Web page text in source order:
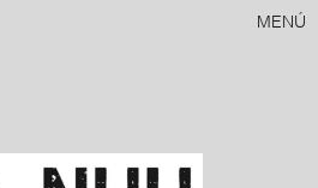
MENÚ